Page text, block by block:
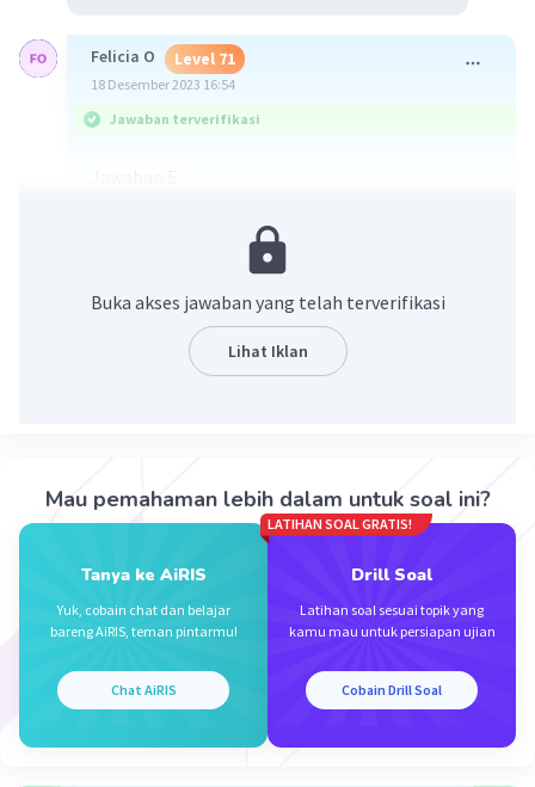
Felicia O Level 71
18 Desember 2023 16:54
Jawaban terverifikasi
Buka akses jawaban yang telah terverifikasi
Lihat Iklan
Mau pemahaman lebih dalam untuk soal ini?
Tanya ke AiRIS
Yuk, cobain chat dan belajar
bareng AiRIS, teman pintarmu!
Chat AiRIS
LATIHAN SOAL GRATIS!
Drill Soal
Latihan soal sesuai topik yang
kamu mau untuk persiapan ujian
Cobain Drill Soal